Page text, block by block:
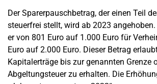
Der Sparerpauschbetrag, der einen Teil
steuerfrei stellt, wird ab 2023
er von 801 Euro auf 1.000 Euro für
Euro auf 2.000 Euro. Dieser Betrag
Kapitalerträge bis zur genannten Grenze
Abgeltungsteuer zu erhalten. Die